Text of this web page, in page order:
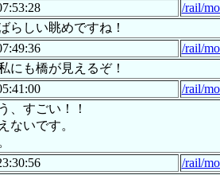
/rail/
らしい眺めですね！
/rail/
にも橋が見えるぞ！
/rail/
、すごい！！
ないです。
/rail/